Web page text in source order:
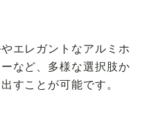
エレガントなアルミホ
など、多様な選択肢か
すことが可能です。